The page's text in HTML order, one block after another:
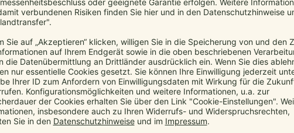
sicher, bequem und alltagstauglich.
Mehr...